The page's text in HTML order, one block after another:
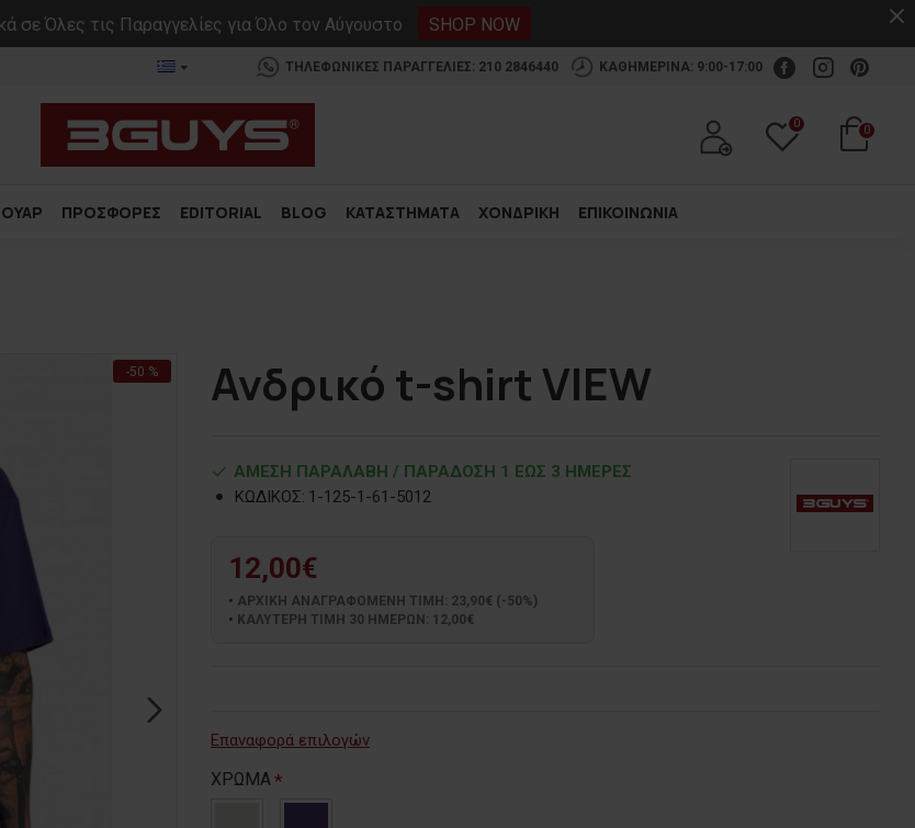
σε Όλες τις Παραγγελίες για Όλο τον Αύγουστο SHOP NOW
ΤΗΛΕΦΩΝΙΚΕΣ ΠΑΡΑΓΓΕΛΙΕΣ: 210 2846440 ΚΑΘΗΜΕΡΙΝΑ: 9:00-17:00
0 0
ΠΡΟΣΦΟΡΕΣ EDITORIAL BLOG ΚΑΤΑΣΤΗΜΑΤΑ ΧΟΝΔΡΙΚΗ ΕΠΙΚΟΙΝΩΝΙΑ
-50 % Ανδρικό t-shirt VIEW
ΑΜΕΣΗ ΠΑΡΑΛΑΒΗ / ΠΑΡΑΔOΣΗ 1 ΕΩΣ 3 ΗΜΕΡΕΣ
ΚΩΔΙΚΟΣ: 1-125-1-61-5012
12,00€
ΑΡΧΙΚΗ ΑΝΑΓΡΑΦΟΜΕΝΗ ΤΙΜΗ: 23,90€ (-50%)
ΚΑΛΥΤΕΡΗ ΤΙΜΗ 30 ΗΜΕΡΩΝ: 12,00€
Επαναφορά επιλογών
ΧΡΩΜΑ